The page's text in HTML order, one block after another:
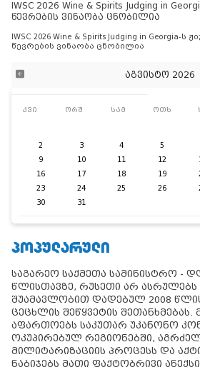
IWSC 2026 Wine & Spirits Judging in
წევრების ვინაობა ცნობილია
IWSC 2026 Wine & Spirits Judging in Georgia-
წევრების ვინაობა ცნობილია
აგვისტო 2026
კვი ორშ სამ ოთხ
2
3 4 5
9
10 11 12
16
17 18 19
23
24 25 26
30
31
ᲞᲝᲞᲣᲚᲐᲠᲣᲚᲘ
საგარეო საქმეთა სამინისტრო -
წლისთავზე, რუსეთი არ ასრულებს
შუამავლობით დადებულ 2008
ცეცხლის შეწყვეტის შეთანხმებას.
აფართოებს საკუთარ უკანონო
ოკუპირებულ რეგიონებში,
მილიტარიზაციის პროცესს და
ნაბიჯებს მათი ფაქტობრივი